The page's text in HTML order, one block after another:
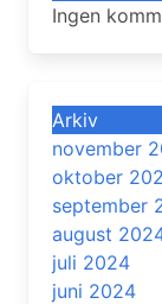
Ingen
Arkiv
november
oktober
september
august
juli 2024
juni 2024